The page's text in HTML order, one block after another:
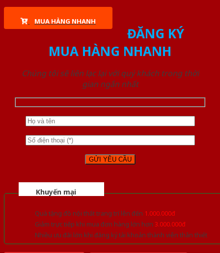
MUA HÀNG NHANH
ĐĂNG KÝ
MUA HÀNG NHANH
Chúng tôi sẽ liên lạc lại với quý khách trong thời
gian ngắn nhất
Khuyến mại
Quà tặng đồ nội thất trang trí lên đến 1.000.000đ
Giảm trực tiếp khi mua đơn hàng lớn hơn 3.000.000đ
Nhiều ưu đãi lớn khi đăng ký tài khoản thành viên thân thiết